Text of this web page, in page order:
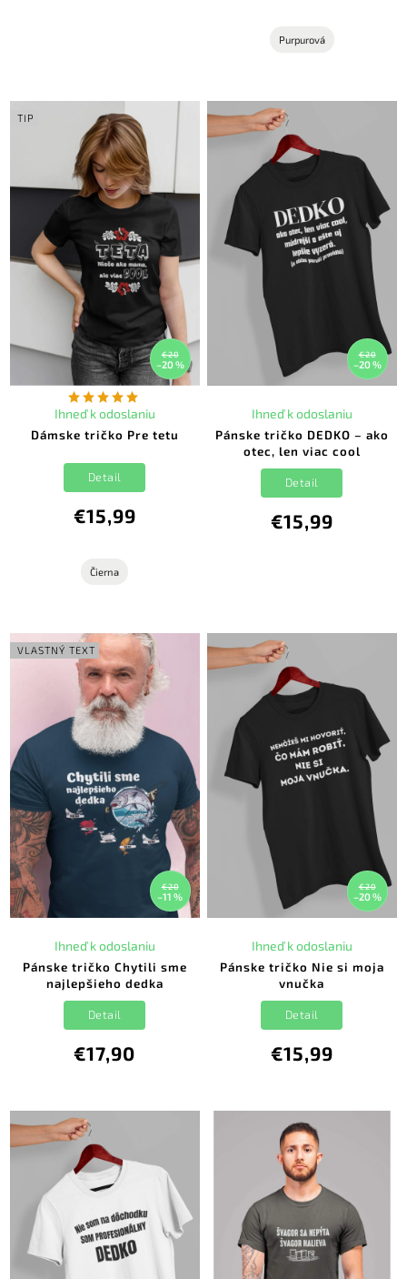
Purpurová
TIP
€20
–20 %
Dámske tričko Pre tetu
Ihneď k odoslaniu
€15,99
Detail
Čierna
€20
–20 %
Pánske tričko DEDKO – ako
otec, len viac cool
Ihneď k odoslaniu
€15,99
Detail
VLASTNÝ TEXT
€20
–11 %
Pánske tričko Chytili sme
najlepšieho dedka
Ihneď k odoslaniu
€17,90
Detail
€20
–20 %
Pánske tričko Nie si moja
vnučka
Ihneď k odoslaniu
€15,99
Detail